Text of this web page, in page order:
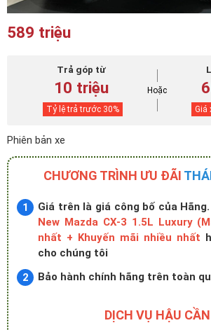
589 triệu
Trả góp từ
10 triệu
Tỷ lệ trả trước 30%
Hoặc
Giá
Phiên bản xe
CHƯƠNG TRÌNH ƯU ĐÃI
Giá trên là giá công bố của
New Mazda CX-3 1.5L Luxury
nhất + Khuyến mãi nhiều nhất
cho chúng tôi
Bảo hành chính hãng trên toàn
DỊCH VỤ HẬU CẦN